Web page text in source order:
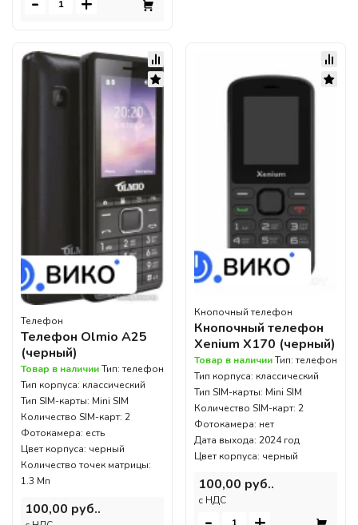
Телефон
Телефон Olmio A25
(черный)
Товар в наличииТип: телефон
Тип корпуса: классический
Тип SIM-карты: Mini SIM
Количество SIM-карт: 2
Фотокамера: есть
Цвет корпуса: черный
Количество точек матрицы:
1.3 Мп
100,00 руб..
Кнопочный телефон
Кнопочный телефон
Xenium X170 (черный)
Товар в наличииТип: телефон
Тип корпуса: классический
Тип SIM-карты: Mini SIM
Количество SIM-карт: 2
Фотокамера: нет
Дата выхода: 2024 год
Цвет корпуса: черный
100,00 руб..
c НДС